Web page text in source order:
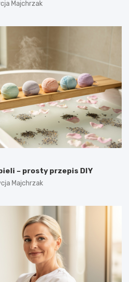
Majchrzak
– prosty przepis DIY
Majchrzak